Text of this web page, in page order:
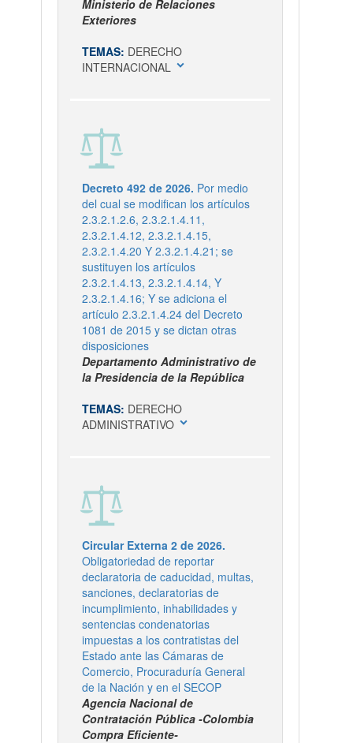
Ministerio de Relaciones
Exteriores
TEMAS: DERECHO
INTERNACIONAL expand_more
Decreto 492 de 2026. Por medio
del cual se modifican los artículos
2.3.2.1.2.6, 2.3.2.1.4.11,
2.3.2.1.4.12, 2.3.2.1.4.15,
2.3.2.1.4.20 Y 2.3.2.1.4.21; se
sustituyen los artículos
2.3.2.1.4.13, 2.3.2.1.4.14, Y
2.3.2.1.4.16; Y se adiciona el
artículo 2.3.2.1.4.24 del Decreto
1081 de 2015 y se dictan otras
disposiciones
Departamento Administrativo de
la Presidencia de la República
TEMAS: DERECHO
ADMINISTRATIVO expand_more
Circular Externa 2 de 2026.
Obligatoriedad de reportar
declaratoria de caducidad, multas,
sanciones, declaratorias de
incumplimiento, inhabilidades y
sentencias condenatorias
impuestas a los contratistas del
Estado ante las Cámaras de
Comercio, Procuraduría General
de la Nación y en el SECOP
Agencia Nacional de
Contratación Pública -Colombia
Compra Eficiente-